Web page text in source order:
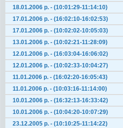
18.01.2006 р. - (10:01:29-11:14:10)
17.01.2006 р. - (16:02:10-16:02:53)
17.01.2006 р. - (10:02:02-10:05:03)
13.01.2006 р. - (10:02:21-11:28:09)
12.01.2006 р. - (16:03:04-16:06:02)
12.01.2006 р. - (10:02:33-10:04:27)
11.01.2006 р. - (16:02:20-16:05:43)
11.01.2006 р. - (10:03:16-11:14:00)
10.01.2006 р. - (16:32:13-16:33:42)
10.01.2006 р. - (10:04:20-10:07:29)
23.12.2005 р. - (10:10:25-11:14:22)